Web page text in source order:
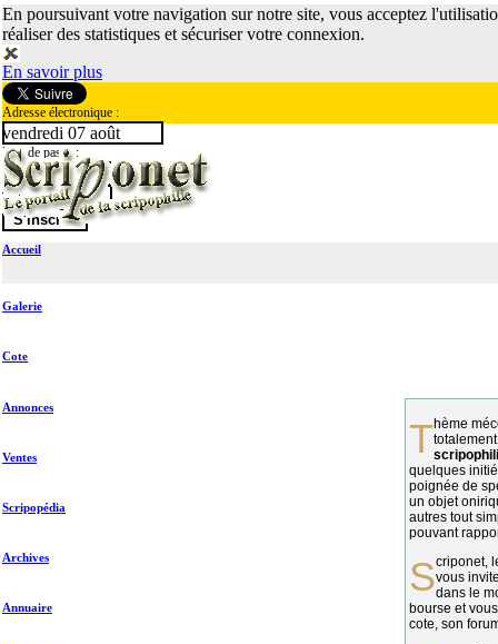
En poursuivant votre navigation sur notre site, vous acceptez
réaliser des statistiques et sécuriser votre connexion.
En savoir plus
Adresse électronique :
Mot de passe :
vendredi 07 août
Accueil
Galerie
Cote
Annonces
Ventes
Scripopédia
Archives
Annuaire
Thème méconnu des collectionneurs et
quelques
poignée de
un objet
autres tout
pouvant
vous
dans le
bourse et
cote, son